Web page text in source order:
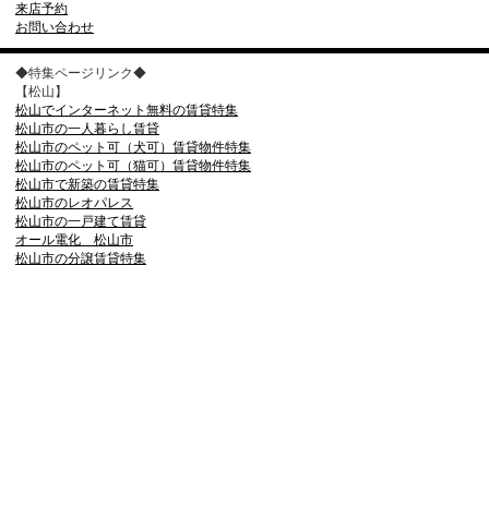
来店予約
お問い合わせ
◆特集ページリンク◆
【松山】
松山でインターネット無料の賃貸特集
松山市の一人暮らし賃貸
松山市のペット可（犬可）賃貸物件特集
松山市のペット可（猫可）賃貸物件特集
松山市で新築の賃貸特集
松山市のレオパレス
松山市の一戸建て賃貸
オール電化 松山市
松山市の分譲賃貸特集